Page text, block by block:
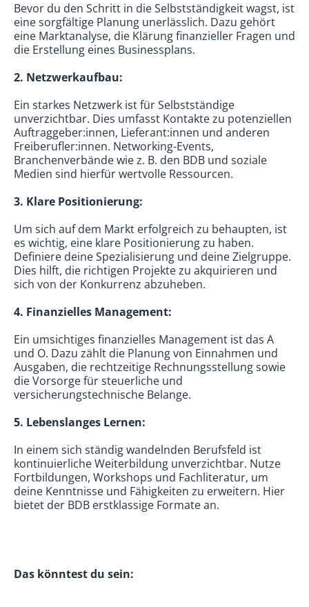
Bevor du den Schritt in die Selbstständigkeit wagst, ist
eine sorgfältige Planung unerlässlich. Dazu gehört
eine Marktanalyse, die Klärung finanzieller Fragen und
die Erstellung eines Businessplans.
2. Netzwerkaufbau:
Ein starkes Netzwerk ist für Selbstständige
unverzichtbar. Dies umfasst Kontakte zu potenziellen
Auftraggeber:innen, Lieferant:innen und anderen
Freiberufler:innen. Networking-Events,
Branchenverbände wie z. B. den BDB und soziale
Medien sind hierfür wertvolle Ressourcen.
3. Klare Positionierung:
Um sich auf dem Markt erfolgreich zu behaupten, ist
es wichtig, eine klare Positionierung zu haben.
Definiere deine Spezialisierung und deine Zielgruppe.
Dies hilft, die richtigen Projekte zu akquirieren und
sich von der Konkurrenz abzuheben.
4. Finanzielles Management:
Ein umsichtiges finanzielles Management ist das A
und O. Dazu zählt die Planung von Einnahmen und
Ausgaben, die rechtzeitige Rechnungsstellung sowie
die Vorsorge für steuerliche und
versicherungstechnische Belange.
5. Lebenslanges Lernen:
In einem sich ständig wandelnden Berufsfeld ist
kontinuierliche Weiterbildung unverzichtbar. Nutze
Fortbildungen, Workshops und Fachliteratur, um
deine Kenntnisse und Fähigkeiten zu erweitern. Hier
bietet der BDB erstklassige Formate an.
Das könntest du sein: